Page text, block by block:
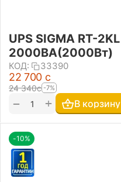
UPS SIGMA RT-2KL
2000ВА(2000Вт)
КОД: 33390
22 700 с
24 340с -7%
+
− В корзину
-10%